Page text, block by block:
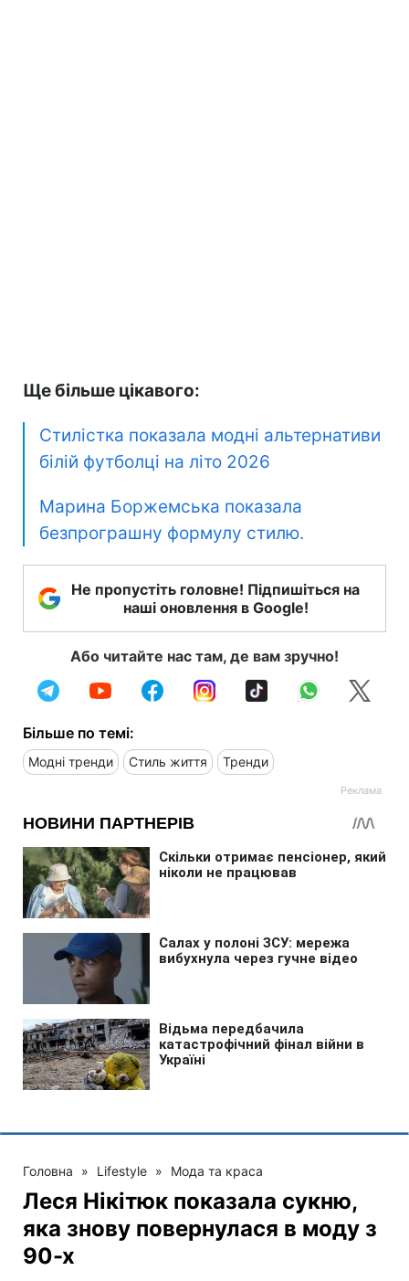
Ще більше цікавого:
Стилістка показала модні альтернативи
білій футболці на літо 2026
Марина Боржемська показала
безпрограшну формулу стилю.
Не пропустіть головне! Підпишіться на
наші оновлення в Google!
Або читайте нас там, де вам зручно!
Більше по темі:
Модні тренди Стиль життя Тренди
Головна » Lifestyle » Мода та краса
Леся Нікітюк показала сукню,
яка знову повернулася в моду з
90-х